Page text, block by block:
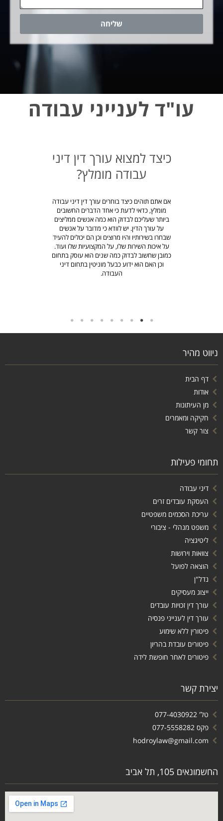
שליחה
עו"ד לענייני עבודה
כיצד למצוא עורך דין דיני
עבודה מומלץ?
אם אתם תוהים כיצד בוחרים עורך דין דיני עבודה
מומלץ, כדאי לדעת כי אחד הדברים החשובים
ביותר שעליכם לבדוק הוא כמה אנשים ממליצים
על עורך הדין. יש לוודא כי מדובר על אנשים
שבחרו בשירותיו והיו מרוצים וכן הם יכולים להעיד
על איכות השירות שלו, על המקצועיות שלו ועוד.
כמובן שחשוב לבדוק כמה שנים הוא עוסק בתחום
וכן האם הוא ידוע כבעל מוניטין בתחום דיני
העבודה.
ניווט מהיר
דף הבית
אודות
מן העיתונות
חקיקה ומאמרים
צור קשר
תחומי פעילות
דיני עבודה
העסקת עובדים זרים
עריכת הסכמים משפטיים
משפט מנהלי - ציבורי
ליטיגציה
צוואות וירושות
הוצאה לפועל
נדל"ן
ייצוג מעסיקים
עורך דין זכויות עובדים
עורך דין לענייני פנסיה
פיטורין ללא שימוע
פיטורים עובדת בהריון
פיטורים לאחר חופשת לידה
יצירת קשר
טל' 077-4030922
פקס 077-5558282
hodroylaw@gmail.com
החשמונאים 105, תל אביב